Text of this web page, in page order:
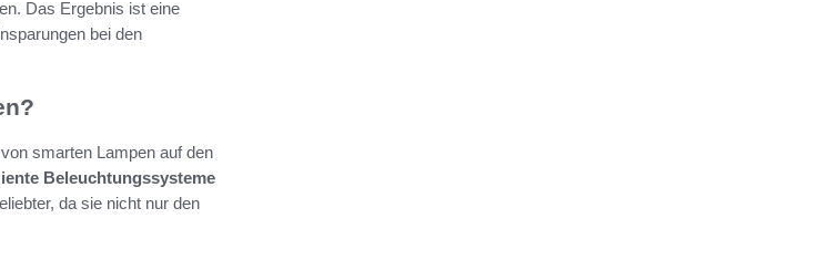
Das Ergebnis ist eine
bei den
smarten Lampen auf den
Beleuchtungssysteme
da sie nicht nur den